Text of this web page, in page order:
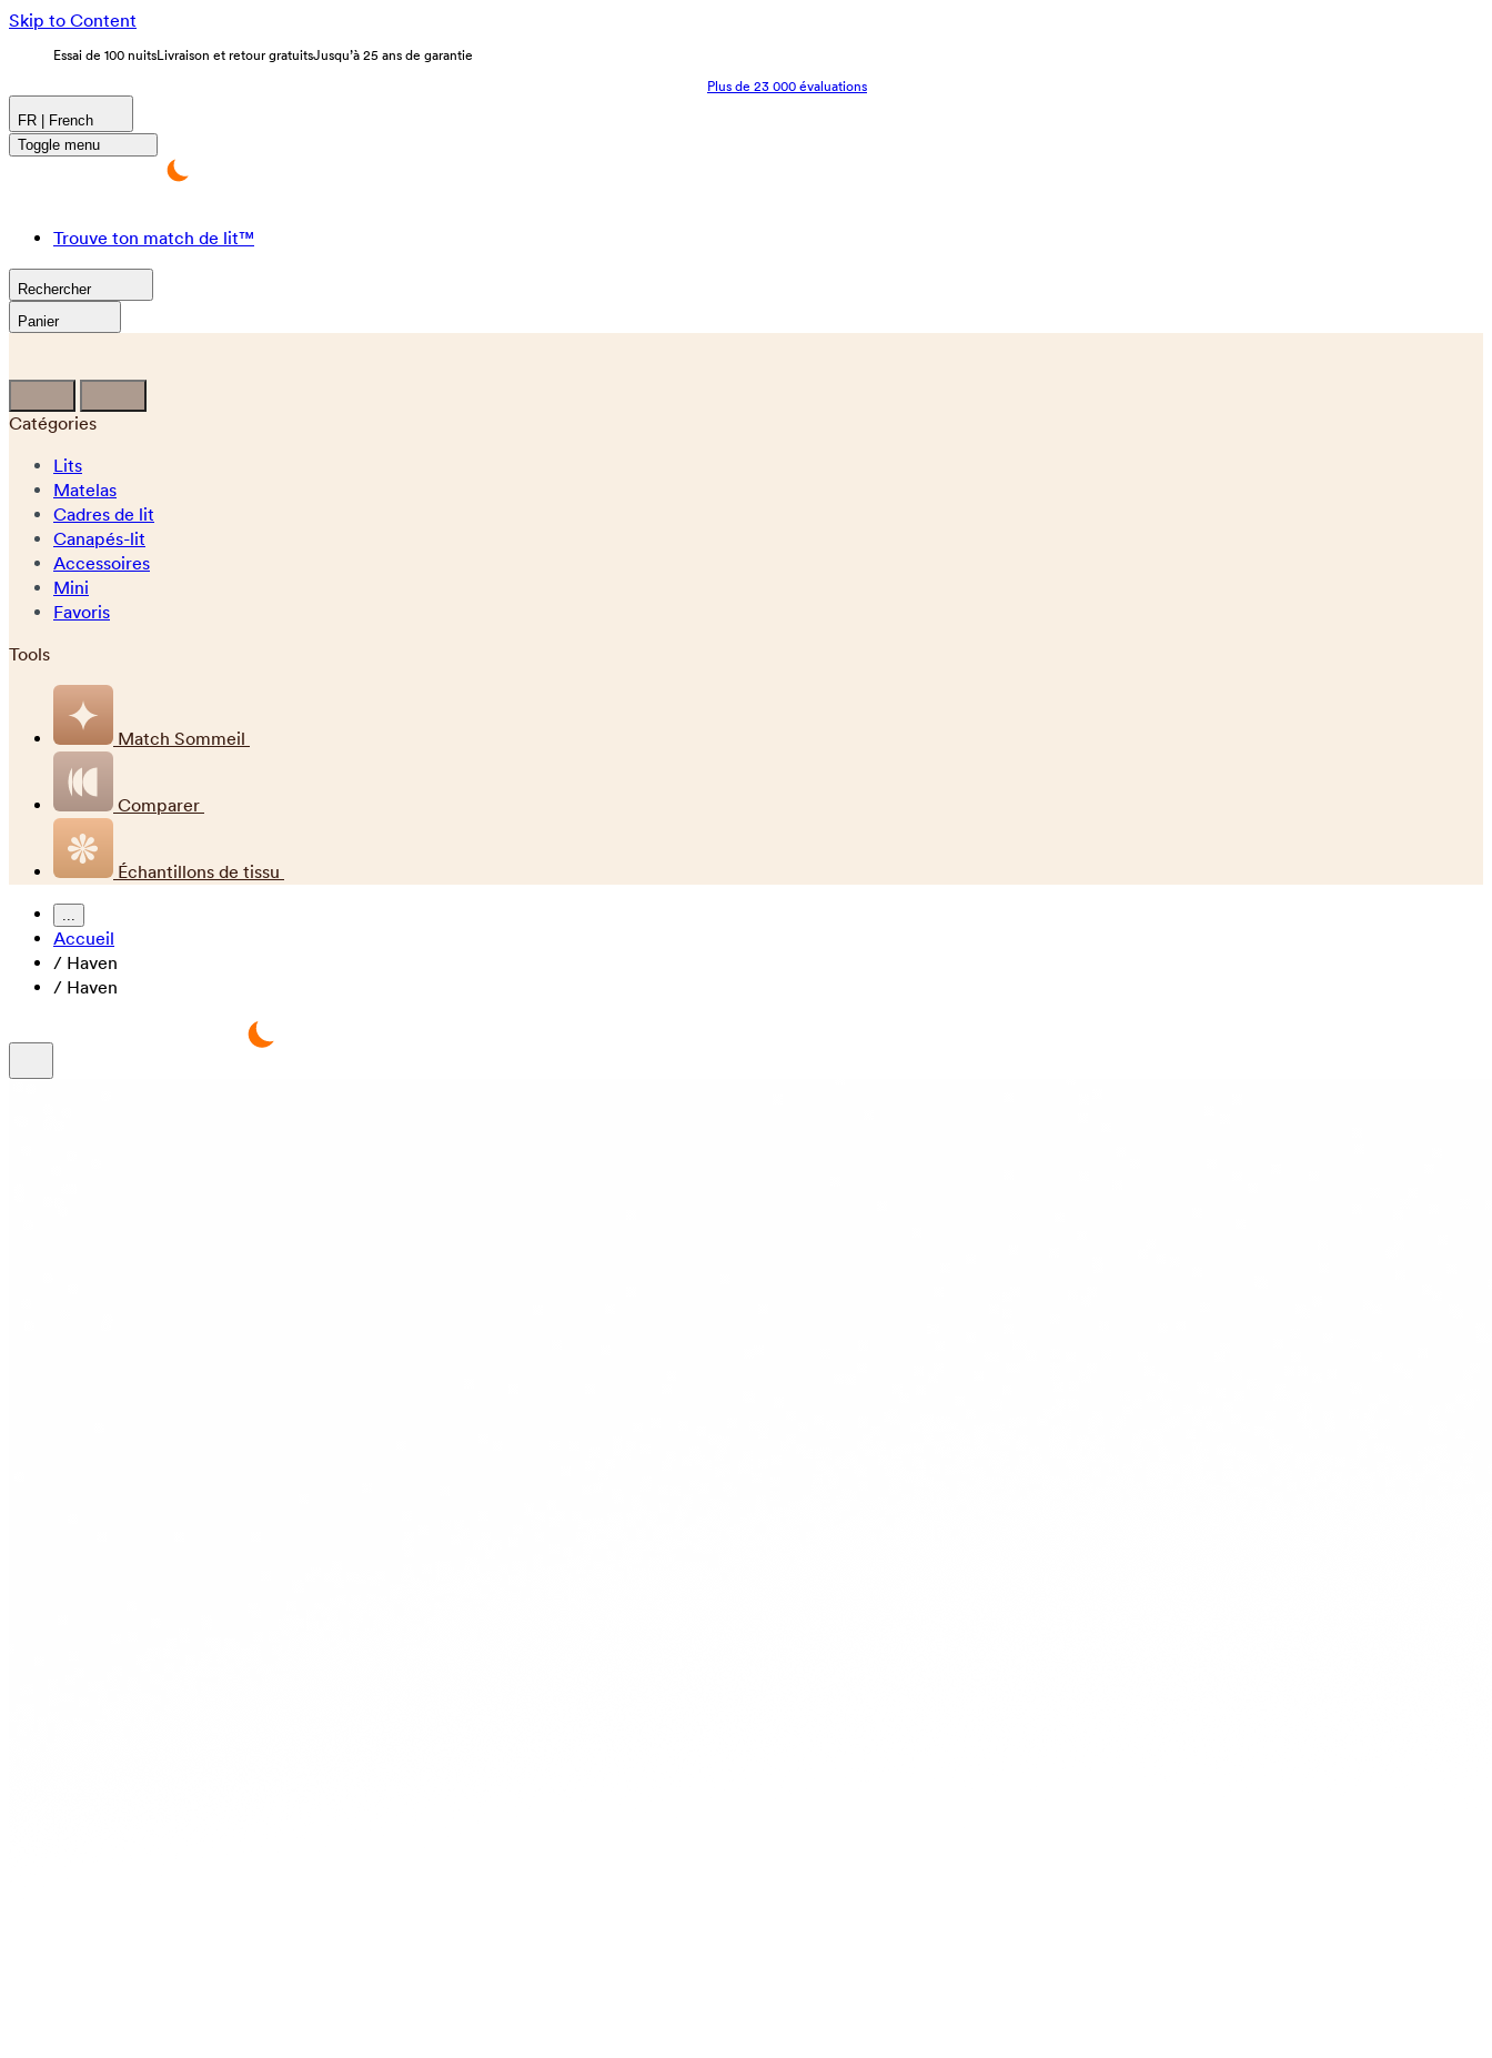
Skip to Content
Essai de 100 nuitsLivraison et retour gratuitsJusqu’à 25 ans de garantie
Plus de 23 000 évaluations
FR | French
Toggle menu
Trouve ton match de lit™
Rechercher
Panier
Catégories
Lits
Matelas
Cadres de lit
Canapés-lit
Accessoires
Mini
Favoris
Tools
Match Sommeil
Comparer
Échantillons de tissu
...
Accueil
/ Haven
/ Haven